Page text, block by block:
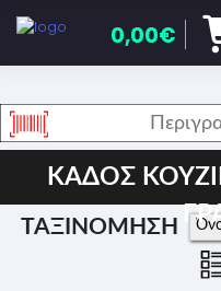
0,00€
ΚΑΔΟΣ
ΤΑΞΙΝΟΜΗΣΗ